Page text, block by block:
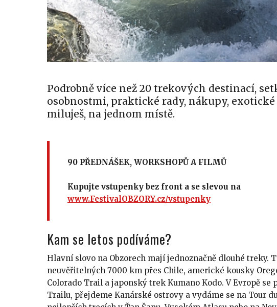
Podrobně více než 20 trekových destinací,
osobnostmi, praktické rady, nákupy, exotické
miluješ, na jednom místě.
90 PŘEDNÁŠEK, WORKSHOPŮ A FILMŮ
Kupujte vstupenky bez front a se slevou na
www.FestivalOBZORY.cz/vstupenky
Kam se letos podíváme?
Hlavní slovo na Obzorech mají jednoznačně dlouhé treky.
neuvěřitelných 7000 km přes Chile, americké kousky
Colorado Trail a japonský trek Kumano Kodo. V Evropě
Trailu, přejdeme Kanárské ostrovy a vydáme se na Tour